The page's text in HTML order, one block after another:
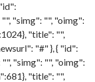
"simg": "", "oimg":
"title": "",
"#" }, { "id":
"simg": "", "oimg":
"title": "",